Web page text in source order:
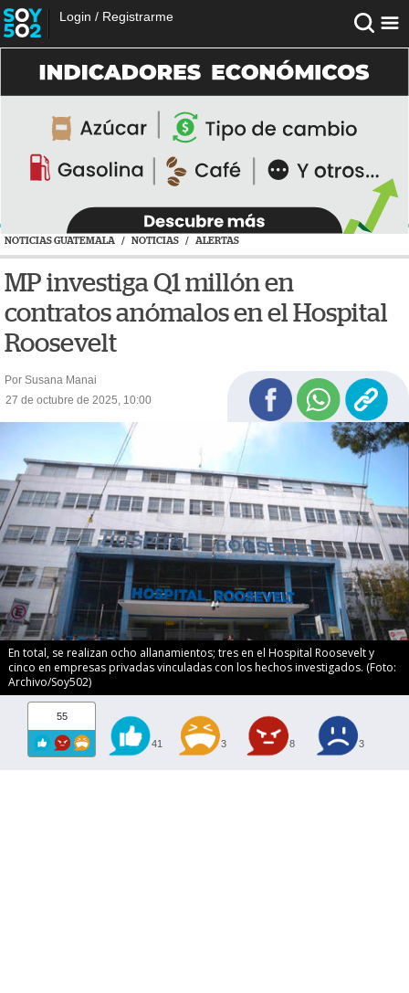
Login / Registrarme
NOTICIAS GUATEMALA / NOTICIAS / ALERTAS
MP investiga Q1 millón en
contratos anómalos en el Hospital
Roosevelt
Por Susana Manai
27 de octubre de 2025, 10:00
En total, se realizan ocho allanamientos; tres en el Hospital Roosevelt y
cinco en empresas privadas vinculadas con los hechos investigados. (Foto:
Archivo/Soy502)
55
41 3 8 3